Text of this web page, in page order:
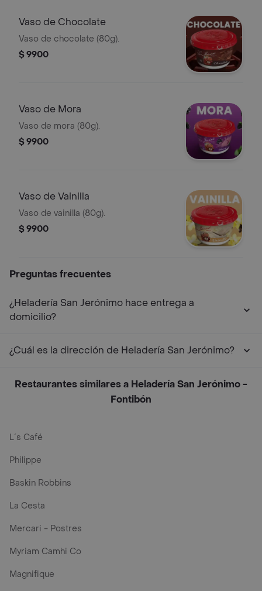
Vaso de Chocolate
Vaso de chocolate (80g).
$ 9900
Vaso de Mora
Vaso de mora (80g).
$ 9900
Vaso de Vainilla
Vaso de vainilla (80g).
$ 9900
Preguntas frecuentes
¿Heladería San Jerónimo hace entrega a
domicilio?
¿Cuál es la dirección de Heladería San Jerónimo?
Restaurantes similares a Heladería San Jerónimo -
Fontibón
L´s Café
Philippe
Baskin Robbins
La Cesta
Mercari - Postres
Myriam Camhi Co
Magnifique